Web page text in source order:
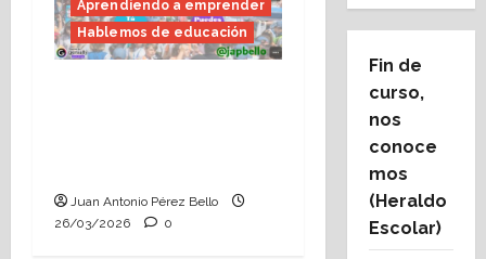
Aprendiendo a emprender
Hablemos de educación
Juan Antonio Pérez Bello
26/03/2026
0
Fin de
curso,
nos
conoce
mos
(Heraldo
Escolar)